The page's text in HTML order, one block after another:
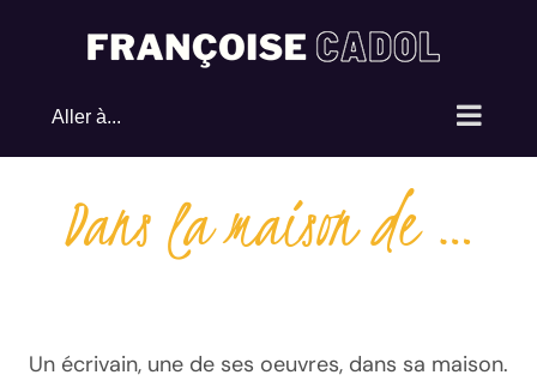
Aller à...
Dans la maison de …
Un écrivain, une de ses oeuvres, dans sa maison.